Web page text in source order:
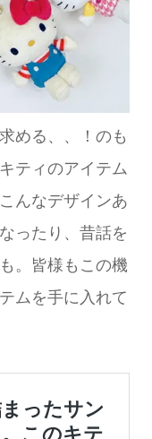
める、、！のも
ティのアイテム
んなデザインあ
ったり、昔話を
。皆様もこの機
ムを手に入れて